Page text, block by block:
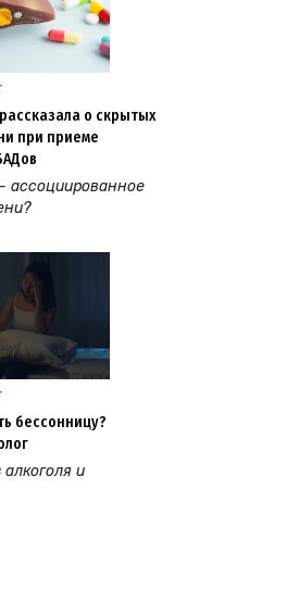
о скрытых
при приеме
ассоциированное
бессонницу?
алкоголя и